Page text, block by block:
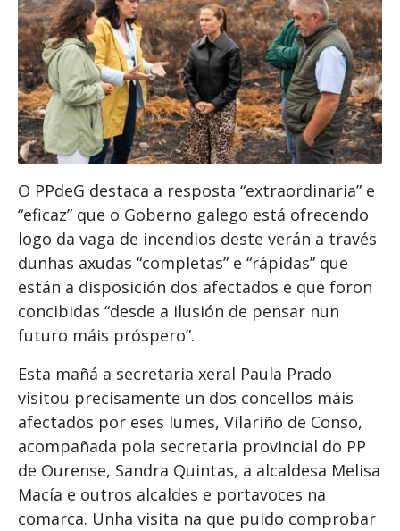
O PPdeG destaca a resposta “extraordinaria” e
“eficaz” que o Goberno galego está ofrecendo
logo da vaga de incendios deste verán a través
dunhas axudas “completas” e “rápidas” que
están a disposición dos afectados e que foron
concibidas “desde a ilusión de pensar nun
futuro máis próspero”.
Esta mañá a secretaria xeral Paula Prado
visitou precisamente un dos concellos máis
afectados por eses lumes, Vilariño de Conso,
acompañada pola secretaria provincial do PP
de Ourense, Sandra Quintas, a alcaldesa Melisa
Macía e outros alcaldes e portavoces na
comarca. Unha visita na que puido comprobar